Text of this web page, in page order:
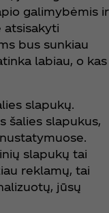
galimybėmis ir
atsisakyti
bus sunkiau
labiau, o kas
slapukų.
šalies slapukus,
slapukų tai
reklamų, tai
jūsų